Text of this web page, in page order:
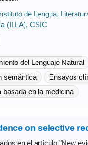
de Lengua,
(ILLA), CSIC
del Lenguaje Natural
semántica
Ensayos
basada en la medicina
on selective
en el artículo "New